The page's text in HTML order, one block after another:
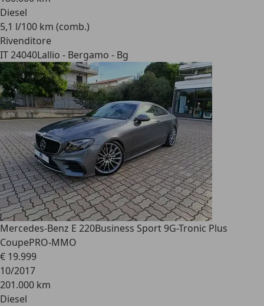
Diesel
5,1 l/100 km (comb.)
Rivenditore
IT 24040Lallio - Bergamo - Bg
Mercedes-Benz E 220Business Sport 9G-Tronic Plus
CoupePRO-MMO
€ 19.999
10/2017
201.000 km
Diesel